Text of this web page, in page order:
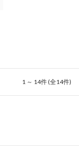
1 ～ 14件 (全14件)